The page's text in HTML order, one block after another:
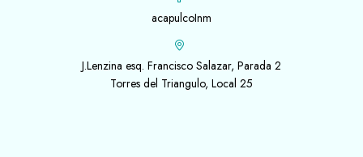
acapulcoInm
J.Lenzina esq. Francisco Salazar, Parada 2
Torres del Triangulo, Local 25